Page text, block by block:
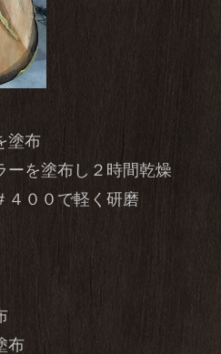
塗布
ーを塗布し２時間乾燥
４００で軽く研磨
布